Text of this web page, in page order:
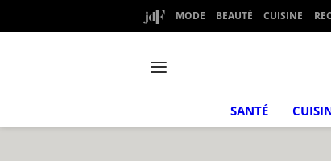
MODE BEAUTÉ CUISINE
SANTÉ